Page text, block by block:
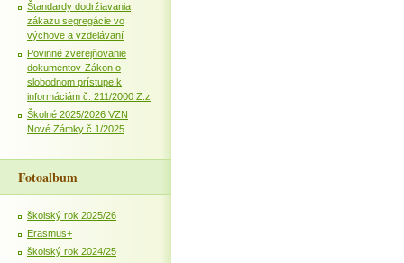
Štandardy dodržiavania
zákazu segregácie vo
výchove a vzdelávaní
Povinné zverejňovanie
dokumentov-Zákon o
slobodnom prístupe k
informáciám č. 211/2000 Z.z
Školné 2025/2026 VZN
Nové Zámky č.1/2025
Fotoalbum
školský rok 2025/26
Erasmus+
školský rok 2024/25